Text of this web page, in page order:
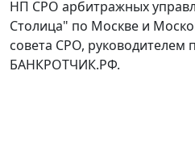
НП СРО арбитражных
Столица" по Москве и
совета СРО, руководителем
БАНКРОТЧИК.РФ.